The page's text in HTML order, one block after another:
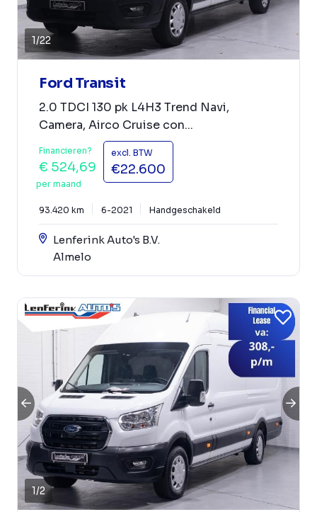
1/22
Ford Transit
2.0 TDCI 130 pk L4H3 Trend Navi,
Camera, Airco Cruise con...
Financieren?
€ 524,69
per maand
excl. BTW
€22.600
93.420 km 6-2021 Handgeschakeld
Lenferink Auto's B.V.
Almelo
1/2